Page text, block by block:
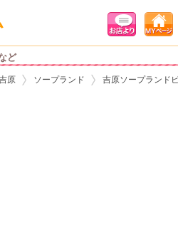
ど
原 ソープランド 吉原ソープランド